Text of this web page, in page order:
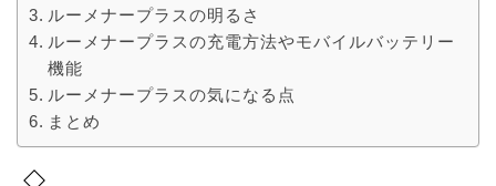
ルーメナープラスの明るさ
ルーメナープラスの充電方法やモバイルバッテリー
機能
ルーメナープラスの気になる点
まとめ